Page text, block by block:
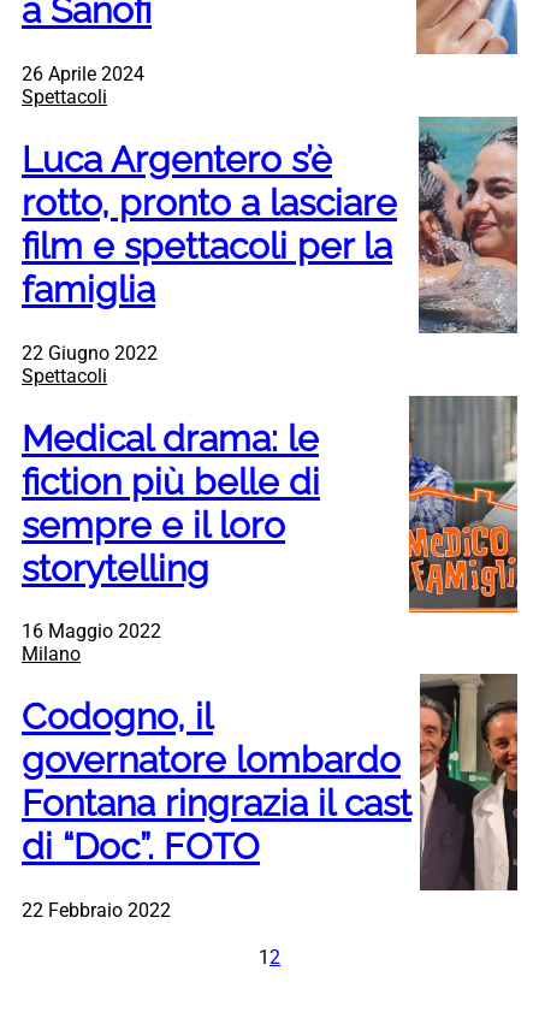
a Sanofi
26 Aprile 2024
Spettacoli
Luca Argentero s’è
rotto, pronto a lasciare
film e spettacoli per la
famiglia
22 Giugno 2022
Spettacoli
Medical drama: le
fiction più belle di
sempre e il loro
storytelling
16 Maggio 2022
Milano
Codogno, il
governatore lombardo
Fontana ringrazia il cast
di “Doc”. FOTO
22 Febbraio 2022
1 2